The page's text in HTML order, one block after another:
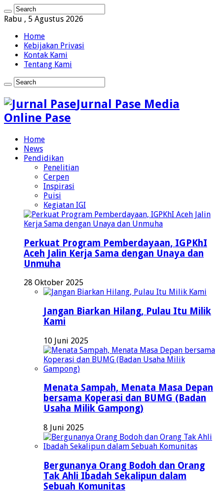
Rabu , 5 Agustus 2026
Home
Kebijakan Privasi
Kontak Kami
Tentang Kami
Jurnal Pase Media
Online Pase
Home
News
Pendidikan
Penelitian
Cerpen
Inspirasi
Puisi
Kegiatan IGI
Perkuat Program Pemberdayaan, IGPKhI
Aceh Jalin Kerja Sama dengan Unaya dan
Unmuha
28 Oktober 2025
Jangan Biarkan Hilang, Pulau Itu Milik
Kami
10 Juni 2025
Menata Sampah, Menata Masa Depan
bersama Koperasi dan BUMG (Badan
Usaha Milik Gampong)
8 Juni 2025
Bergunanya Orang Bodoh dan Orang
Tak Ahli Ibadah Sekalipun dalam
Sebuah Komunitas